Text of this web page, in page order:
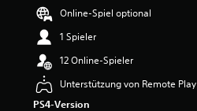
Online-Spiel optional
1 Spieler
12 Online-Spieler
Unterstützung von Remote Play
PS4-Version